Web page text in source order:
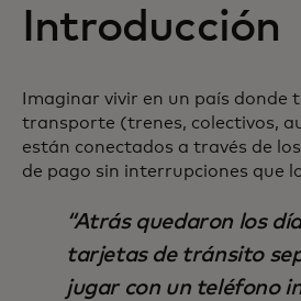
Introducción
Imaginar vivir en un país donde
transporte (trenes, colectivos,
están conectados a través de
de pago sin interrupciones que
Atrás quedaron los
tarjetas de tránsito
jugar con un teléfono